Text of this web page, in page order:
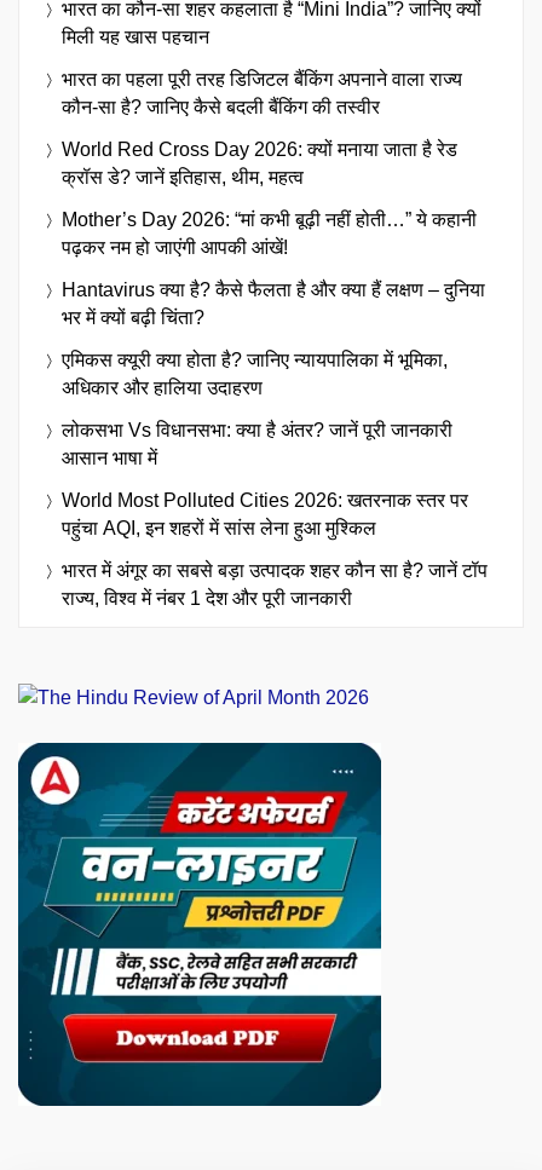
भारत का कौन-सा शहर कहलाता है “Mini India”? जानिए क्यों
मिली यह खास पहचान
भारत का पहला पूरी तरह डिजिटल बैंकिंग अपनाने वाला राज्य
कौन-सा है? जानिए कैसे बदली बैंकिंग की तस्वीर
World Red Cross Day 2026: क्यों मनाया जाता है रेड
क्रॉस डे? जानें इतिहास, थीम, महत्व
Mother’s Day 2026: “मां कभी बूढ़ी नहीं होती…” ये कहानी
पढ़कर नम हो जाएंगी आपकी आंखें!
Hantavirus क्या है? कैसे फैलता है और क्या हैं लक्षण – दुनिया
भर में क्यों बढ़ी चिंता?
एमिकस क्यूरी क्या होता है? जानिए न्यायपालिका में भूमिका,
अधिकार और हालिया उदाहरण
लोकसभा Vs विधानसभा: क्या है अंतर? जानें पूरी जानकारी
आसान भाषा में
World Most Polluted Cities 2026: खतरनाक स्तर पर
पहुंचा AQI, इन शहरों में सांस लेना हुआ मुश्किल
भारत में अंगूर का सबसे बड़ा उत्पादक शहर कौन सा है? जानें टॉप
राज्य, विश्व में नंबर 1 देश और पूरी जानकारी